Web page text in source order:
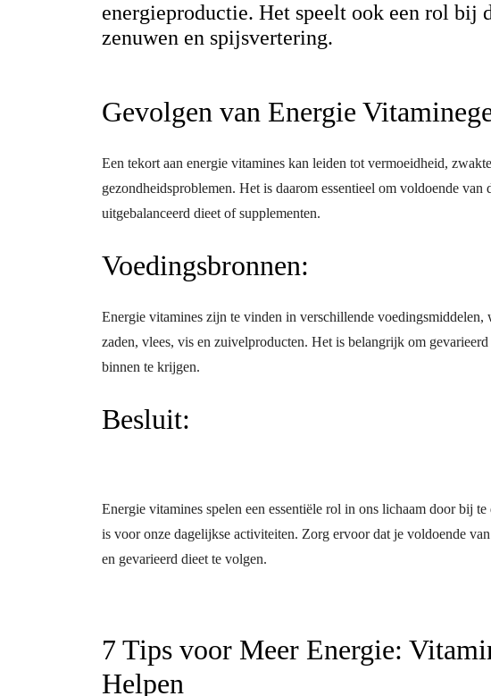
energieproductie. Het speelt ook een rol bij
zenuwen en spijsvertering.
Gevolgen van Energie
Een tekort aan energie vitamines kan leiden tot vermoeidheid,
gezondheidsproblemen. Het is daarom essentieel om voldoende
uitgebalanceerd dieet of supplementen.
Voedingsbronnen:
Energie vitamines zijn te vinden in verschillende
zaden, vlees, vis en zuivelproducten. Het is belangrijk om
binnen te krijgen.
Besluit:
Energie vitamines spelen een essentiële rol in ons lichaam door bij
is voor onze dagelijkse activiteiten. Zorg ervoor dat je voldoende
en gevarieerd dieet te volgen.
7 Tips voor Meer Energie:
Helpen